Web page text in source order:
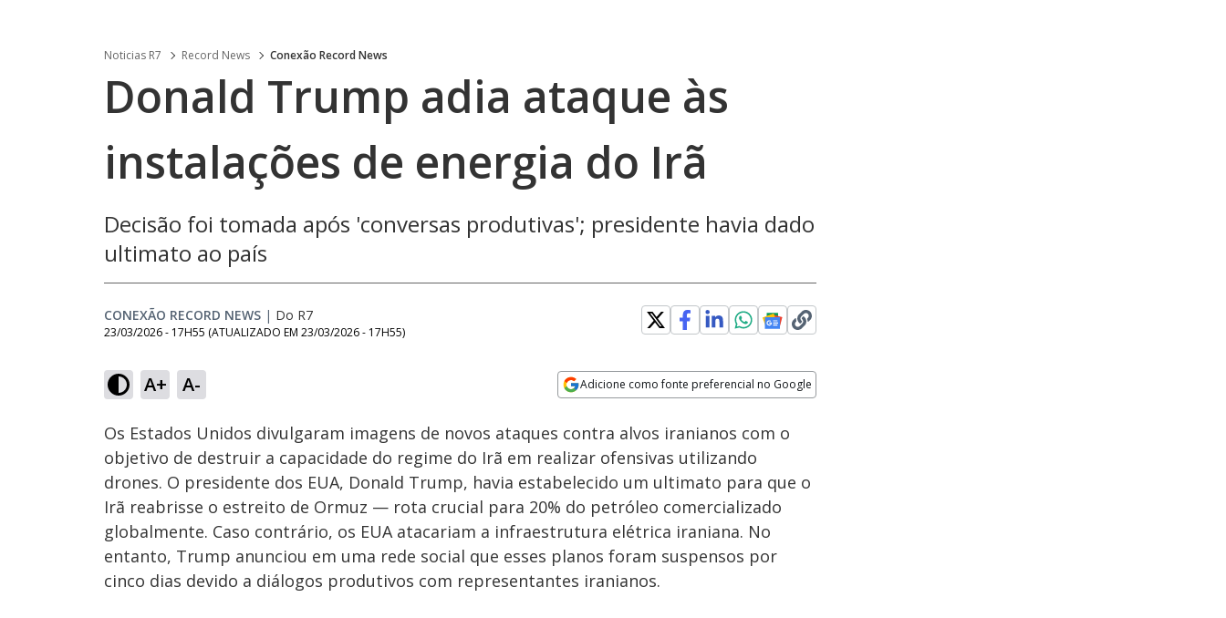
Noticias R7 Record News Conexão Record News
Donald Trump adia ataque às
instalações de energia do Irã
Decisão foi tomada após 'conversas produtivas'; presidente havia dado
ultimato ao país
CONEXÃO RECORD NEWS | Do R7
23/03/2026 - 17H55 (ATUALIZADO EM 23/03/2026 - 17H55)
A+ A- Adicione como fonte preferencial no Google
Ativar
Som
14.23%
Velocidade
Os Estados Unidos divulgaram imagens de novos ataques contra alvos iranianos com o
objetivo de destruir a capacidade do regime do Irã em realizar ofensivas utilizando
drones. O presidente dos EUA, Donald Trump, havia estabelecido um ultimato para que o
Irã reabrisse o estreito de Ormuz — rota crucial para 20% do petróleo comercializado
globalmente. Caso contrário, os EUA atacariam a infraestrutura elétrica iraniana. No
entanto, Trump anunciou em uma rede social que esses planos foram suspensos por
cinco dias devido a diálogos produtivos com representantes iranianos.